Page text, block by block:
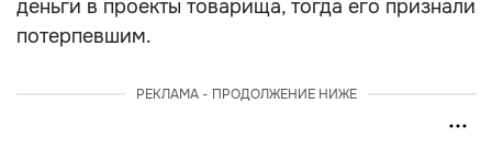
деньги в проекты товарища, тогда его признали
потерпевшим.
РЕКЛАМА - ПРОДОЛЖЕНИЕ НИЖЕ